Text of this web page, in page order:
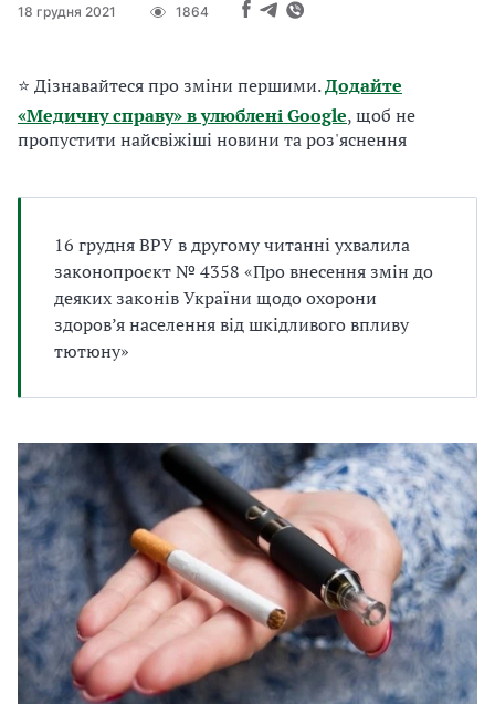
18 грудня 2021 1864
⭐ Дізнавайтеся про зміни першими.Додайте
«Медичну справу» в улюблені Google, щоб не
пропустити найсвіжіші новини та роз'яснення
16 грудня ВРУ в другому читанні ухвалила
законопроєкт № 4358 «Про внесення змін до
деяких законів України щодо охорони
здоров’я населення від шкідливого впливу
тютюну»
м
а
т